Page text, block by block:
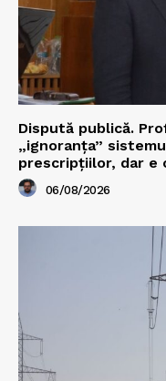
Dispută publică.
„ignoranța”
prescripțiilor, dar e
06/08/2026